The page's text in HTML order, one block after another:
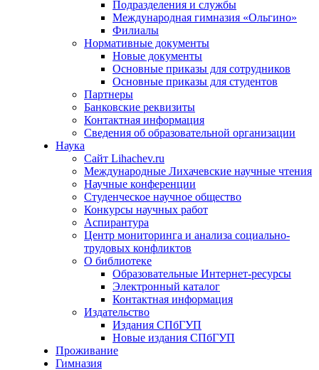
Подразделения и службы
Международная гимназия «Ольгино»
Филиалы
Нормативные документы
Новые документы
Основные приказы для сотрудников
Основные приказы для студентов
Партнеры
Банковские реквизиты
Контактная информация
Сведения об образовательной организации
Наука
Сайт Lihachev.ru
Международные Лихачевские научные чтения
Научные конференции
Студенческое научное общество
Конкурсы научных работ
Аспирантура
Центр мониторинга и анализа социально-
трудовых конфликтов
О библиотеке
Образовательные Интернет-ресурсы
Электронный каталог
Контактная информация
Издательство
Издания СПбГУП
Новые издания СПбГУП
Проживание
Гимназия